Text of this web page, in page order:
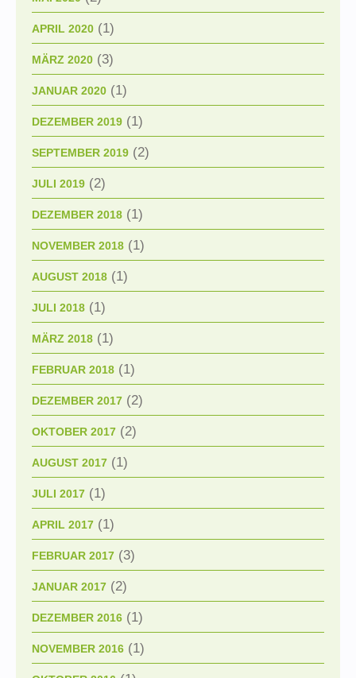
APRIL 2020 (1)
MÄRZ 2020 (3)
JANUAR 2020 (1)
DEZEMBER 2019 (1)
SEPTEMBER 2019 (2)
JULI 2019 (2)
DEZEMBER 2018 (1)
NOVEMBER 2018 (1)
AUGUST 2018 (1)
JULI 2018 (1)
MÄRZ 2018 (1)
FEBRUAR 2018 (1)
DEZEMBER 2017 (2)
OKTOBER 2017 (2)
AUGUST 2017 (1)
JULI 2017 (1)
APRIL 2017 (1)
FEBRUAR 2017 (3)
JANUAR 2017 (2)
DEZEMBER 2016 (1)
NOVEMBER 2016 (1)